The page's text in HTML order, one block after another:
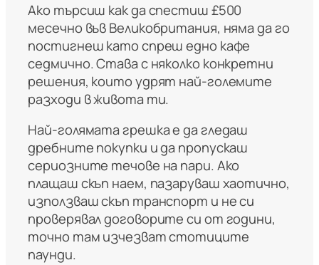
Ако търсиш как да спестиш £500
месечно във Великобритания, няма да го
постигнеш като спреш едно кафе
седмично. Става с няколко конкретни
решения, които удрят най-големите
разходи в живота ти.
Най-голямата грешка е да гледаш
дребните покупки и да пропускаш
сериозните течове на пари. Ако
плащаш скъп наем, пазаруваш хаотично,
използваш скъп транспорт и не си
проверявал договорите си от години,
точно там изчезват стотиците
паунди.